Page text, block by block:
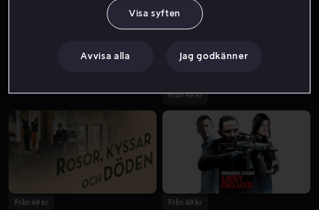
Från 49 kr
Från 49 kr Från 49 kr
Visa syften
Avvisa alla Jag godkänner